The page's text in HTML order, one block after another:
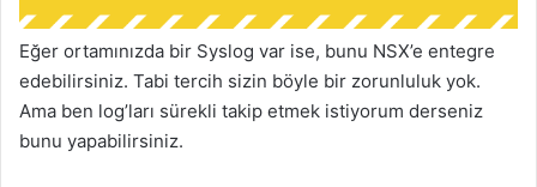
Eğer ortamınızda bir Syslog var ise, bunu NSX’e entegre
edebilirsiniz. Tabi tercih sizin böyle bir zorunluluk yok.
Ama ben log’ları sürekli takip etmek istiyorum derseniz
bunu yapabilirsiniz.